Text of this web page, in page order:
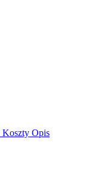
Koszty Opis